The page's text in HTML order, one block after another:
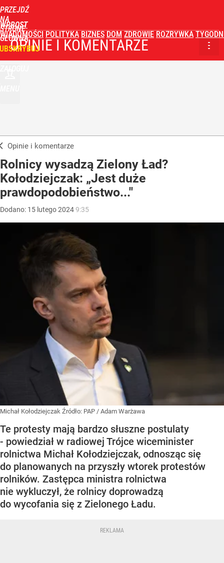
PRZEJDŹ
NA
STRONĘ
GŁÓWNĄ
WPROST
WIADOMOŚCI POLITYKA BIZNES DOM ZDROWIE ROZRYWKA
OPINIE I KOMENTARZE
Opinie i komentarze
Rolnicy wysadzą Zielony Ład?
Kołodziejczak: „Jest duże
prawdopodobieństwo..."
Dodano: 15 lutego20249:35
Michał Kołodziejczak Źródło: PAP / Adam Warżawa
Te protesty mają bardzo słuszne postulaty
- powiedział w radiowej Trójce wiceminister
rolnictwa Michał Kołodziejczak, odnosząc się
do planowanych na przyszły wtorek protestów
rolników. Zastępca ministra rolnictwa
nie wykluczył, że rolnicy doprowadzą
do wycofania się z Zielonego Ładu.